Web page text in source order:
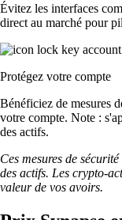
Évitez les interfaces
direct au marché pour
Protégez votre compte
Bénéficiez de mesures
votre compte. Note :
des actifs.
Ces mesures de
des actifs. Les crypto-
valeur de vos avoirs.